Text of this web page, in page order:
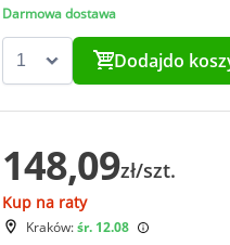
Darmowa dostawa
Dodajdo
148,09zł/szt.
Kup na raty
Kraków:śr. 12.08